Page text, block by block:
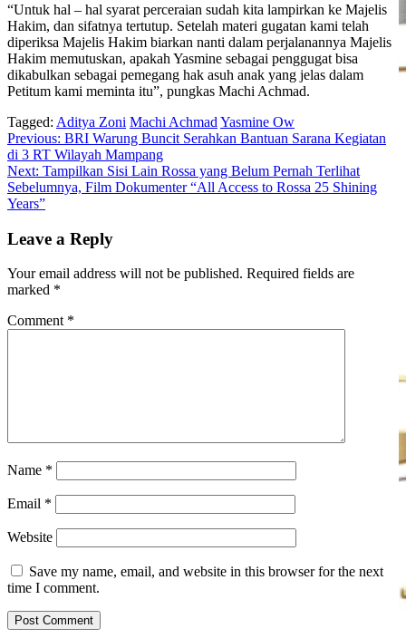
“Untuk hal – hal syarat perceraian sudah kita lampirkan ke Majelis
Hakim, dan sifatnya tertutup. Setelah materi gugatan kami telah
diperiksa Majelis Hakim biarkan nanti dalam perjalanannya Majelis
Hakim memutuskan, apakah Yasmine sebagai penggugat bisa
dikabulkan sebagai pemegang hak asuh anak yang jelas dalam
Petitum kami meminta itu”, pungkas Machi Achmad.
Tagged: Aditya Zoni Machi Achmad Yasmine Ow
Post
navigation
Previous: BRI Warung Buncit Serahkan Bantuan Sarana Kegiatan
di 3 RT Wilayah Mampang
Next: Tampilkan Sisi Lain Rossa yang Belum Pernah Terlihat
Sebelumnya, Film Dokumenter “All Access to Rossa 25 Shining
Years”
Leave a Reply
Your email address will not be published. Required fields are
marked *
Comment *
Name *
Email *
Website
Save my name, email, and website in this browser for the next
time I comment.